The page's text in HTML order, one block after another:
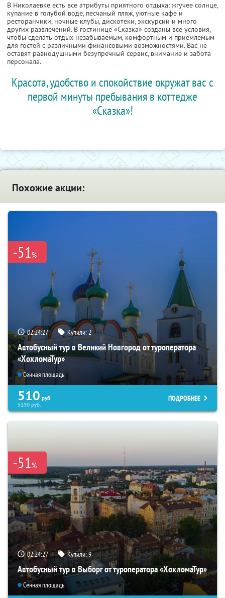
В Николаевке есть все атрибуты приятного отдыха: жгучее солнце,
купание в голубой воде, песчаный пляж, уютные кафе и
ресторанчики, ночные клубы, дискотеки, экскурсии и много
других развлечений. В гостинице «Сказка» созданы все условия,
чтобы сделать отдых незабываемым, комфортным и приемлемым
для гостей с различными финансовыми возможностями. Вас не
оставят равнодушными безупречный сервис, внимание и забота
персонала.
Красота, удобство и спокойствие окружат вас с
первой минуты пребывания в коттедже
«Сказка»!
Похожие акции:
-51%
02:24:26 Купили:2
Автобусный тур в Великий Новгород от туроператора
«ХохломаТур»
Сенная площадь
510 руб.
5190руб.
ПОДРОБНЕЕ
-51%
02:24:26 Купили:9
Автобусный тур в Выборг от туроператора «ХохломаТур»
Сенная площадь